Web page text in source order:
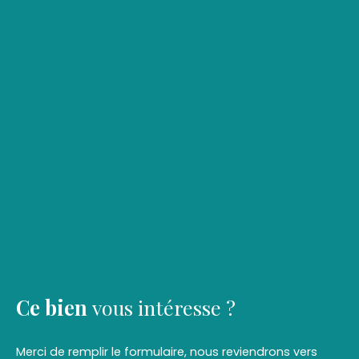
Ce bien vous intéresse ?
Merci de remplir le formulaire, nous reviendrons vers